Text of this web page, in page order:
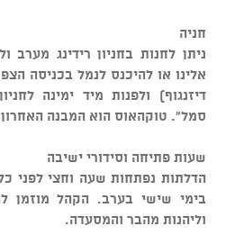
חניה
ניתן לחנות בחניון רידינג
אלינו או להיכנס לנמל בכניסה
דיזנגוף) ולפנות מיד ימינה
סמל". טוקהאוס הוא המבנה
שעות פתיחה וסידורי ישיבה
הדלתות נפתחות שעה וחצי לפני
בימי שישי בערב. הקהל מוזמן
וליהנות מהבר והמסעדה.